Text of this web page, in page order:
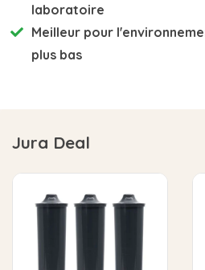
laboratoire
Meilleur pour
plus bas
Jura Deal